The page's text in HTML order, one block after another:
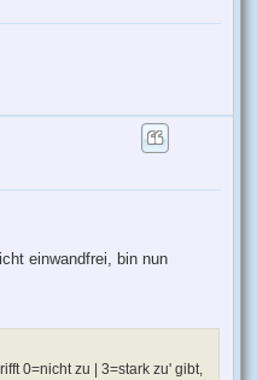
einwandfrei, bin nun
0=nicht zu | 3=stark zu' gibt,